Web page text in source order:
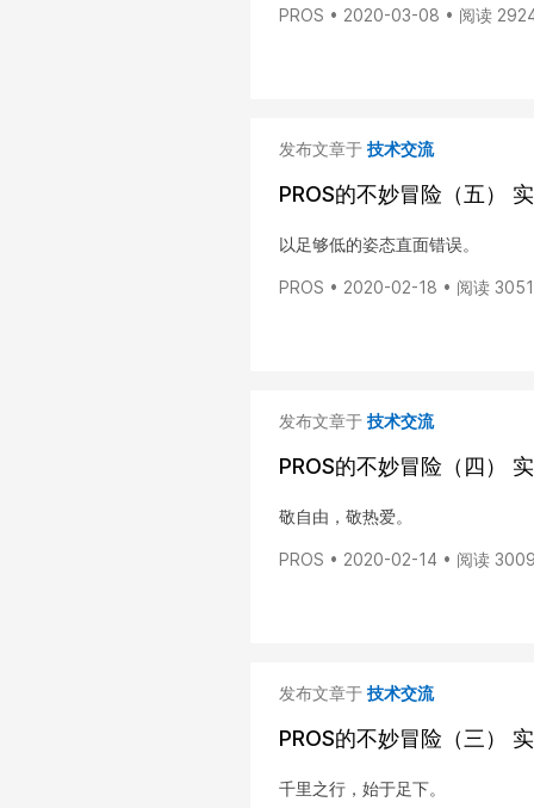
PROS • 2020-03-08 • 阅读
发布文章于 技术交流
PROS的不妙冒险（五）
以足够低的姿态直面错误。
PROS • 2020-02-18 • 阅读 3051
发布文章于 技术交流
PROS的不妙冒险（四）
敬自由，敬热爱。
PROS • 2020-02-14 • 阅读
发布文章于 技术交流
PROS的不妙冒险（三）
千里之行，始于足下。